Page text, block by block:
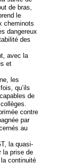
de bras,
le
cheminots
dangereux
des
avec la
et
les
qu’ils
de
contre
par
au
la quasi-
la prise de
continuité